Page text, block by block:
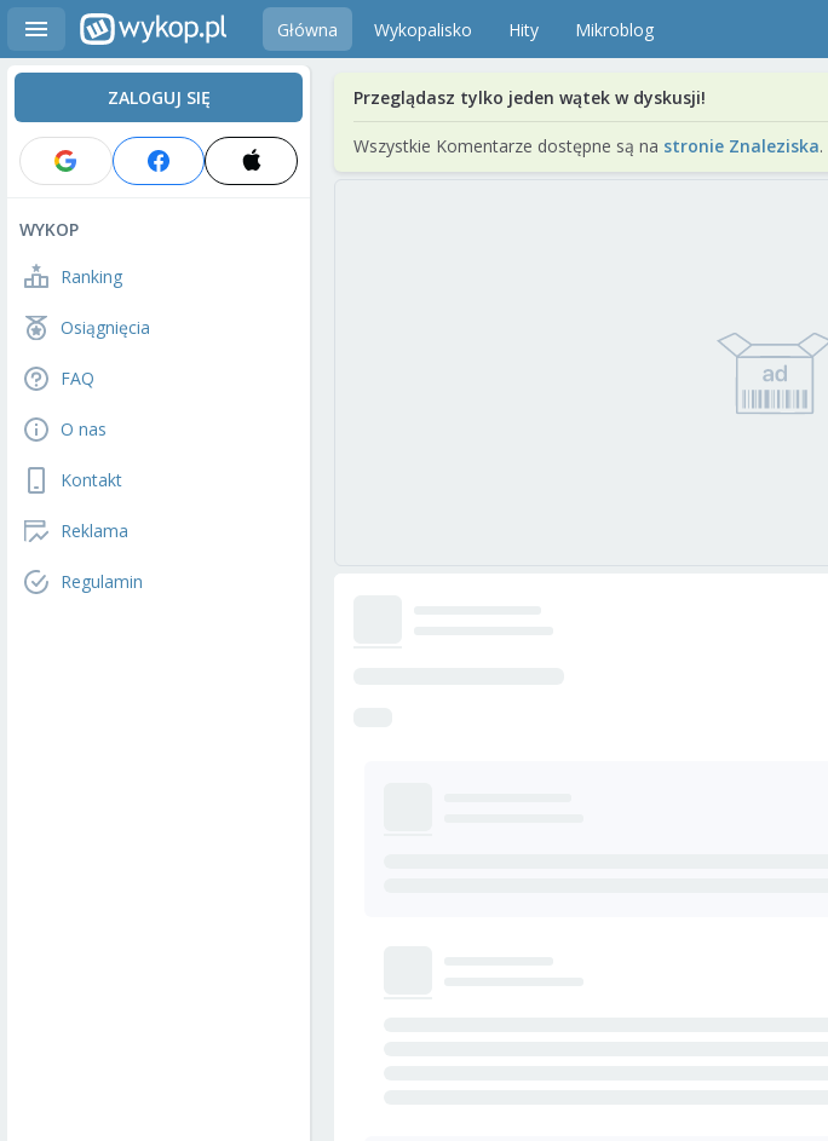
Główna Wykopalisko Hity Mikroblog
ZALOGUJ SIĘ
WYKOP
Ranking
Osiągnięcia
FAQ
O nas
Kontakt
Reklama
Regulamin
Przeglądasz tylko jeden wątek w dyskusji!
Wszystkie Komentarze dostępne są na stronie Znaleziska.